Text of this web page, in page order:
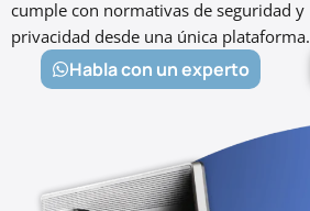
cumple con normativas de seguridad y
privacidad desde una única plataforma.
Habla con un experto